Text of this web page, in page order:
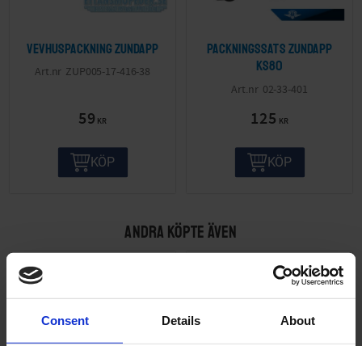
Consent Details About
Vevhuspackning Zundapp
ZUP005-17-416-38
59 KR
KÖP
Packningssats Zundapp
KS80
02-33-401
125 KR
KÖP
ANDRA KÖPTE ÄVEN